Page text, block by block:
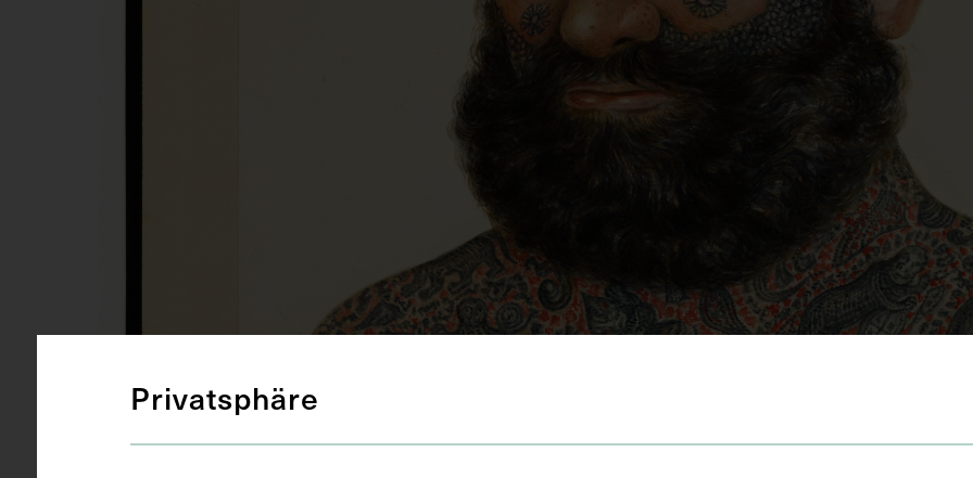
Privatsphäre